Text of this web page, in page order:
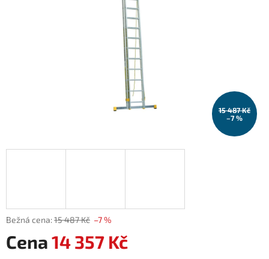
15 487 Kč
–7 %
15 487 Kč –7 %
14 357 Kč